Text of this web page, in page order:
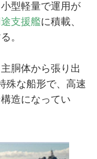
型軽量で運用が
支援艦に積載、
。
胴体から張り出
殊な船形で、高速
造になってい